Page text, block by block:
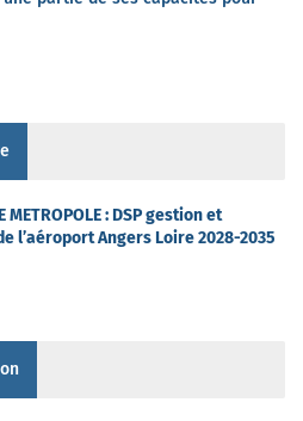
METROPOLE : DSP gestion et
l’aéroport Angers Loire 2028-2035